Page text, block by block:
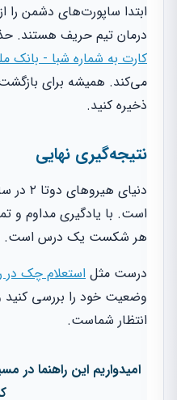
ابتدا ساپورت‌های دشمن را
درمان تیم حریف هستند.
کارت به شماره شبا - بانک
ذخیره کنید.
نتیجه‌گیری نهایی
است. با یادگیری مداوم و
هر شکست یک درس است. از
درست مثل استعلام چک در
وضعیت خود را بررسی کنید
انتظار شماست.
امیدواریم این راهنما